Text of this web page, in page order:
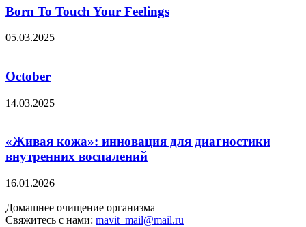
Born To Touch Your Feelings
05.03.2025
October
14.03.2025
«Живая кожа»: инновация для диагностики
внутренних воспалений
16.01.2026
Домашнее очищение организма
Свяжитесь с нами: mavit_mail@mail.ru